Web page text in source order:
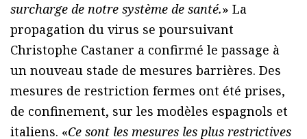
surcharge de notre système de santé.» La
propagation du virus se poursuivant
Christophe Castaner a confirmé le passage à
un nouveau stade de mesures barrières. Des
mesures de restriction fermes ont été prises,
de confinement, sur les modèles espagnols et
italiens. «Ce sont les mesures les plus restrictives